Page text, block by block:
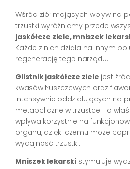
Wśród ziół mających wpływ na
trzustki wyróżniamy przede
jaskółcze ziele, mniszek
Każde z nich działa na innym
regenerację tego narządu.
Glistnik jaskółcze ziele jest
kwasów tłuszczowych oraz
intensywnie oddziałujących na
metaboliczne w trzustce. To
wpływa korzystnie na
organu, dzięki czemu może
wydajność trzustki.
Mniszek lekarski stymuluje